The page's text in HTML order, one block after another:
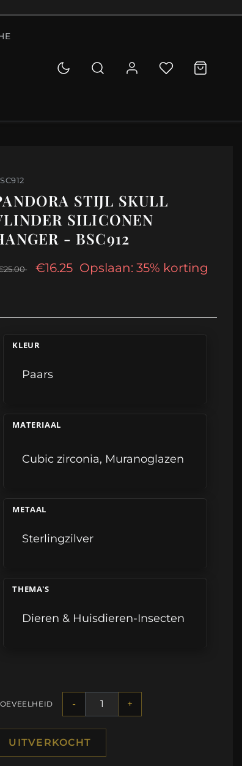
STIJL SKULL
SILICONEN
- BSC912
€16.25 Opslaan: 35% korting
KLEUR
Paars
MATERIAAL
Cubic zirconia, Muranoglazen
METAAL
Sterlingzilver
THEMA'S
Dieren & Huisdieren-Insecten
- +
UITVERKOCHT